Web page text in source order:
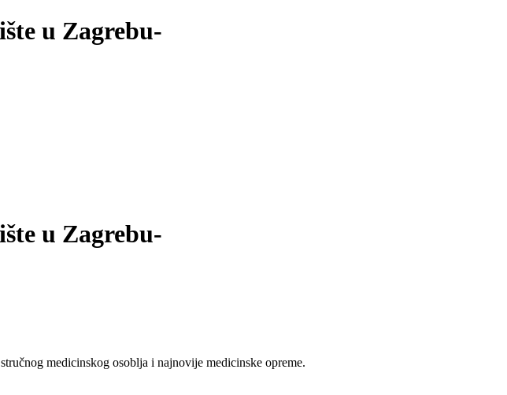
u Zagrebu-
u Zagrebu-
medicinskog osoblja i najnovije medicinske opreme.